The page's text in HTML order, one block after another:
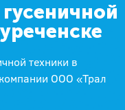
техники в
ООО «Трал